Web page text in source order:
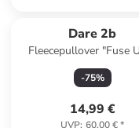
Dare 2b
Fleecepullover "Fuse
Core" in Dunkelblau
-75%
14,99 €
UVP: 60,00 €*